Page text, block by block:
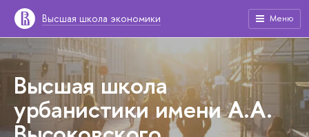
Высшая школа экономики Меню
Высшая школа
урбанистики имени А.А.